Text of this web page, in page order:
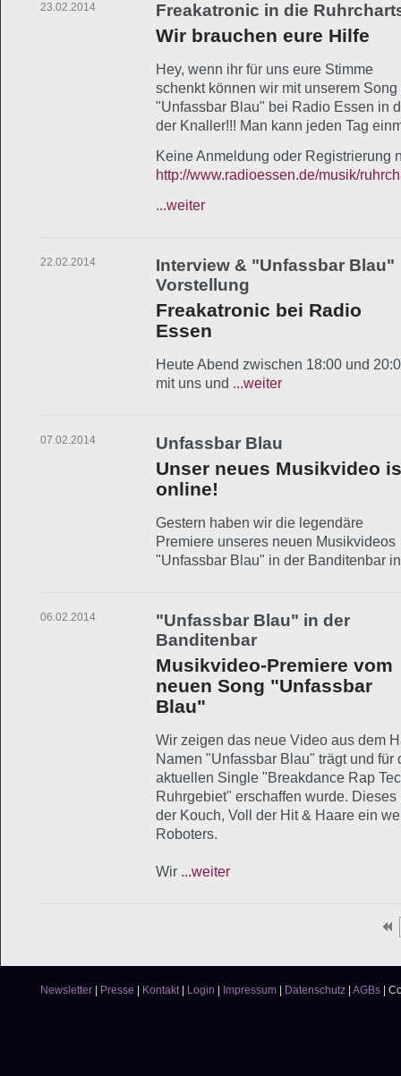
23.02.2014 Freakatronic in die
Wir brauchen eure Hilfe
Hey, wenn ihr für uns eure Stimme
schenkt können wir mit unserem Song
"Unfassbar Blau" bei Radio Essen in
der Knaller!!! Man kann jeden Tag
Keine Anmeldung oder Registrierung
http://www.radioessen.de/musik/
...weiter
22.02.2014
Interview & "Unfassbar Blau"
Vorstellung
Freakatronic bei Radio
Essen
Heute Abend zwischen 18:00 und
mit uns und
...weiter
07.02.2014 Unfassbar Blau
Unser neues Musikvideo
online!
Gestern haben wir die legendäre
Premiere unseres neuen Musikvideos
"Unfassbar Blau" in der Banditenbar
06.02.2014
"Unfassbar Blau" in der
Banditenbar
Musikvideo-Premiere vom
neuen Song "Unfassbar
Blau"
Wir zeigen das neue Video aus dem
Namen "Unfassbar Blau" trägt und
aktuellen Single "Breakdance Rap
Ruhrgebiet" erschaffen wurde.
der Kouch, Voll der Hit & Haare ein
Roboters.
Wir ...weiter
Newsletter | Presse | Kontakt | Login | Impressum | Datenschutz | AGBs |